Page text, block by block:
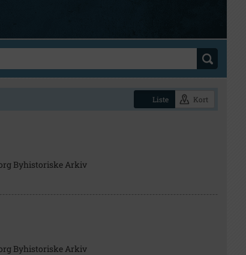
Liste Kort
Byhistoriske Arkiv
Byhistoriske Arkiv